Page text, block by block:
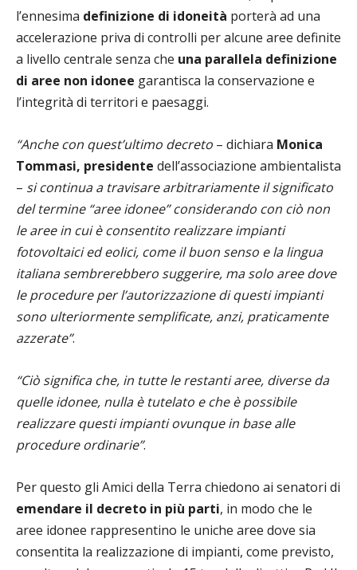
l’ennesima definizione di idoneità porterà ad una
accelerazione priva di controlli per alcune aree definite
a livello centrale senza che una parallela definizione
di aree non idonee garantisca la conservazione e
l’integrità di territori e paesaggi.
“Anche con quest’ultimo decreto – dichiara Monica
Tommasi, presidente dell’associazione ambientalista
– si continua a travisare arbitrariamente il significato
del termine “aree idonee” considerando con ciò non
le aree in cui è consentito realizzare impianti
fotovoltaici ed eolici, come il buon senso e la lingua
italiana sembrerebbero suggerire, ma solo aree dove
le procedure per l’autorizzazione di questi impianti
sono ulteriormente semplificate, anzi, praticamente
azzerate”.
“Ciò significa che, in tutte le restanti aree, diverse da
quelle idonee, nulla è tutelato e che è possibile
realizzare questi impianti ovunque in base alle
procedure ordinarie”.
Per questo gli Amici della Terra chiedono ai senatori di
emendare il decreto in più parti, in modo che le
aree idonee rappresentino le uniche aree dove sia
consentita la realizzazione di impianti, come previsto,